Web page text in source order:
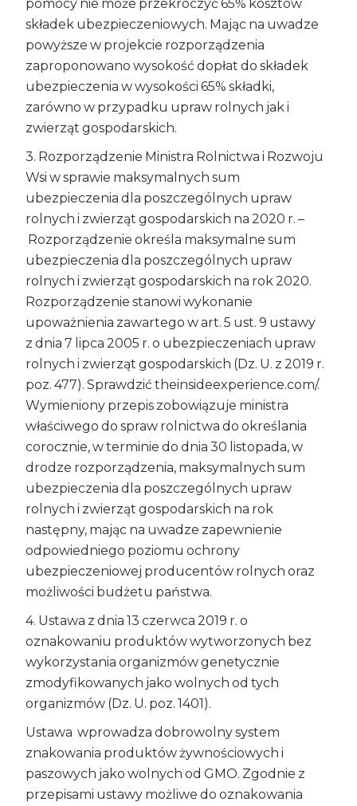
pomocy nie może przekroczyć 65% kosztów
składek ubezpieczeniowych. Mając na uwadze
powyższe w projekcie rozporządzenia
zaproponowano wysokość dopłat do składek
ubezpieczenia w wysokości 65% składki,
zarówno w przypadku upraw rolnych jak i
zwierząt gospodarskich.
3. Rozporządzenie Ministra Rolnictwa i Rozwoju
Wsi w sprawie maksymalnych sum
ubezpieczenia dla poszczególnych upraw
rolnych i zwierząt gospodarskich na 2020 r. –
Rozporządzenie określa maksymalne sum
ubezpieczenia dla poszczególnych upraw
rolnych i zwierząt gospodarskich na rok 2020.
Rozporządzenie stanowi wykonanie
upoważnienia zawartego w art. 5 ust. 9 ustawy
z dnia 7 lipca 2005 r. o ubezpieczeniach upraw
rolnych i zwierząt gospodarskich (Dz. U. z 2019 r.
poz. 477). Sprawdzićtheinsideexperience.com/.
Wymieniony przepis zobowiązuje ministra
właściwego do spraw rolnictwa do określania
corocznie, w terminie do dnia 30 listopada, w
drodze rozporządzenia, maksymalnych sum
ubezpieczenia dla poszczególnych upraw
rolnych i zwierząt gospodarskich na rok
następny, mając na uwadze zapewnienie
odpowiedniego poziomu ochrony
ubezpieczeniowej producentów rolnych oraz
możliwości budżetu państwa.
4. Ustawa z dnia 13 czerwca 2019 r. o
oznakowaniu produktów wytworzonych bez
wykorzystania organizmów genetycznie
zmodyfikowanych jako wolnych od tych
organizmów (Dz. U. poz. 1401).
Ustawa wprowadza dobrowolny system
znakowania produktów żywnościowych i
paszowych jako wolnych od GMO. Zgodnie z
przepisami ustawy możliwe do oznakowania